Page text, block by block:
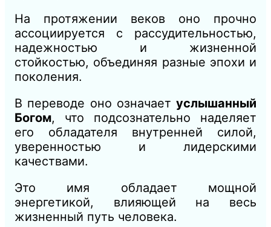
На протяжении веков оно прочно
ассоциируется с рассудительностью,
надежностью и жизненной
стойкостью, объединяя разные эпохи и
поколения.
В переводе оно означает услышанный
Богом, что подсознательно наделяет
его обладателя внутренней силой,
уверенностью и лидерскими
качествами.
Это имя обладает мощной
энергетикой, влияющей на весь
жизненный путь человека.